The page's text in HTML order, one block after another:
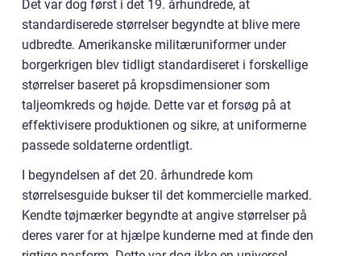
Det var dog først i det 19. århundrede, at
standardiserede størrelser begyndte at blive mere
udbredte. Amerikanske militæruniformer under
borgerkrigen blev tidligt standardiseret i forskellige
størrelser baseret på kropsdimensioner som
taljeomkreds og højde. Dette var et forsøg på at
effektivisere produktionen og sikre, at uniformerne
passede soldaterne ordentligt.
I begyndelsen af det 20. århundrede kom
størrelsesguide bukser til det kommercielle marked.
Kendte tøjmærker begyndte at angive størrelser på
deres varer for at hjælpe kunderne med at finde den